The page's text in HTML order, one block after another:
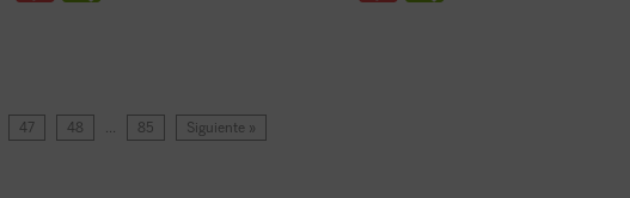
47 48 … 85 Siguiente »